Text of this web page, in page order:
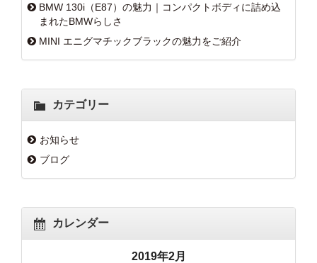
BMW 130i（E87）の魅力｜コンパクトボディに詰め込
まれたBMWらしさ
MINI エニグマチックブラックの魅力をご紹介
カテゴリー
お知らせ
ブログ
カレンダー
2019年2月